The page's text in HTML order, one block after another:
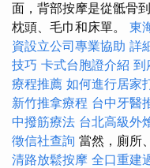
面，背部按摩是從骶骨
枕頭、毛巾和床單。 東
資設立公司專業協助 詳
技巧 卡式台胞證介紹 到
療程推薦 如何進行居家
新竹推拿療程 台中牙醫
中撥筋療法 台北高級外
徵信社查詢 當然，廁所
清路放鬆按摩 全口重建